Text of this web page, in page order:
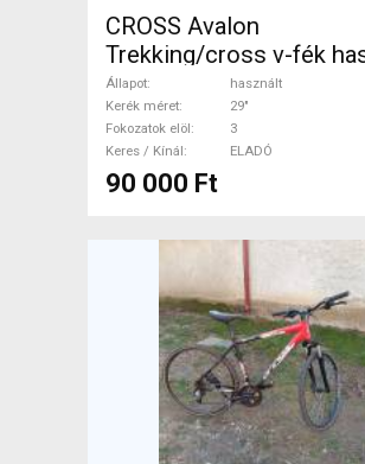
CROSS Avalon
Trekking/cross v-fék
ELADÓ
Állapot
használt
Kerék méret
29"
Fokozatok elöl
3
Keres / Kínál
ELADÓ
90 000 Ft